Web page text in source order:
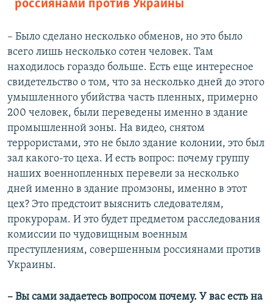
россиянами против Украины
– Было сделано несколько обменов, но это было
всего лишь несколько сотен человек. Там
находилось гораздо больше. Есть еще интересное
свидетельство о том, что за несколько дней до этого
умышленного убийства часть пленных, примерно
200 человек, были переведены именно в здание
промышленной зоны. На видео, снятом
террористами, это не было здание колонии, это был
зал какого-то цеха. И есть вопрос: почему группу
наших военнопленных перевели за несколько
дней именно в здание промзоны, именно в этот
цех? Это предстоит выяснить следователям,
прокурорам. И это будет предметом расследования
комиссии по чудовищным военным
преступлениям, совершенным россиянами против
Украины.
– Вы сами задаетесь вопросом почему. У вас есть на